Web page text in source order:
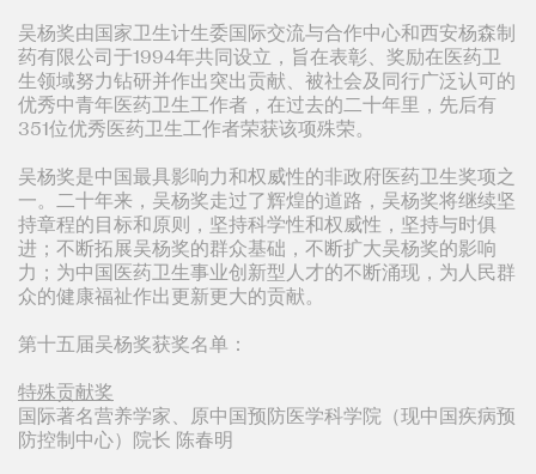
吴杨奖由国家卫生计生委国际交流与合作中心和西安杨森制
药有限公司于1994年共同设立，旨在表彰、奖励在医药卫
生领域努力钻研并作出突出贡献、被社会及同行广泛认可的
优秀中青年医药卫生工作者，在过去的二十年里，先后有
351位优秀医药卫生工作者荣获该项殊荣。
吴杨奖是中国最具影响力和权威性的非政府医药卫生奖项之
一。二十年来，吴杨奖走过了辉煌的道路，吴杨奖将继续坚
持章程的目标和原则，坚持科学性和权威性，坚持与时俱
进；不断拓展吴杨奖的群众基础，不断扩大吴杨奖的影响
力；为中国医药卫生事业创新型人才的不断涌现，为人民群
众的健康福祉作出更新更大的贡献。
第十五届吴杨奖获奖名单：
特殊贡献奖
国际著名营养学家、原中国预防医学科学院（现中国疾病预
防控制中心）院长 陈春明